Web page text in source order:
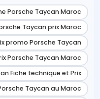
Porsche Taycan Maroc
Taycan prix Maroc
promo Porsche Taycan
Porsche Taycan Maroc
Fiche technique et Prix
Taycan au Maroc